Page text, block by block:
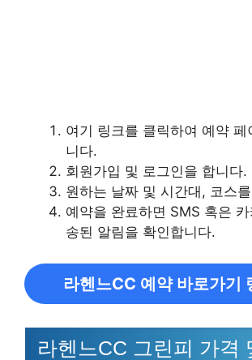
여기 링크를 클릭하여 예약 페
니다.
회원가입 및 로그인을 합니다.
원하는 날짜 및 시간대, 코스
예약을 완료하면 SMS 혹은
송된 알림을 확인합니다.
라헨느CC 예약 바로가기
라헨느CC 그린피 가격